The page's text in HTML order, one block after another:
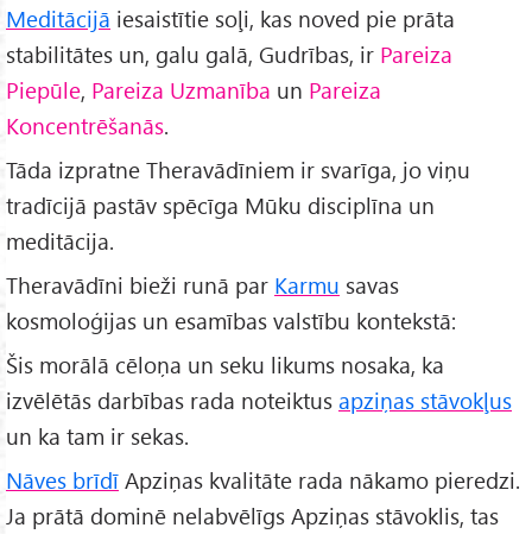
Meditācijā iesaistītie soļi, kas noved pie prāta
stabilitātes un, galu galā, Gudrības, ir Pareiza
Piepūle, Pareiza Uzmanība un Pareiza
Koncentrēšanās.
Tāda izpratne Theravādīniem ir svarīga, jo viņu
tradīcijā pastāv spēcīga Mūku disciplīna un
meditācija.
Theravādīni bieži runā par Karmu savas
kosmoloģijas un esamības valstību kontekstā:
Šis morālā cēloņa un seku likums nosaka, ka
izvēlētās darbības rada noteiktus apziņas stāvokļus
un ka tam ir sekas.
Nāves brīdī Apziņas kvalitāte rada nākamo pieredzi.
Ja prātā dominē nelabvēlīgs Apziņas stāvoklis, tas